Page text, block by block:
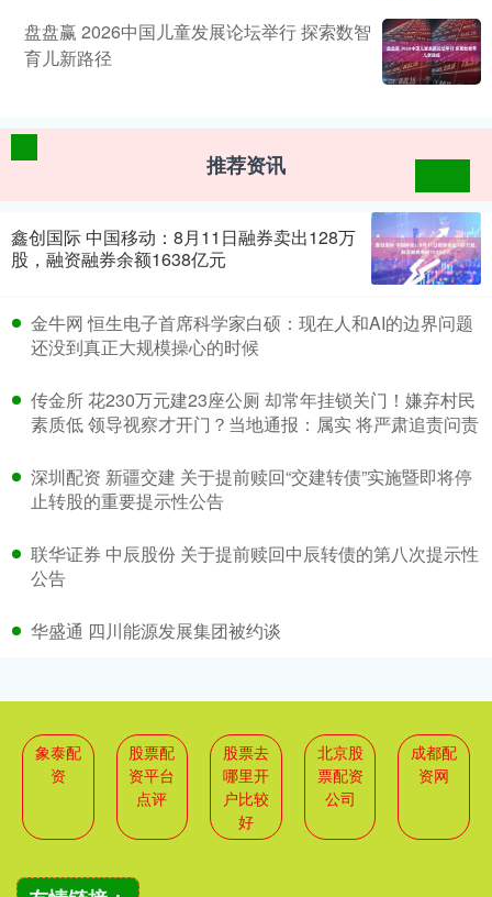
盘盘赢 2026中国儿童发展论坛举行 探索数智
育儿新路径
推荐资讯
鑫创国际 中国移动：8月11日融券卖出128万
股，融资融券余额1638亿元
金牛网 恒生电子首席科学家白硕：现在人和AI的边界问题
还没到真正大规模操心的时候
传金所 花230万元建23座公厕 却常年挂锁关门！嫌弃村民
素质低 领导视察才开门？当地通报：属实 将严肃追责问责
深圳配资 新疆交建 关于提前赎回“交建转债”实施暨即将停
止转股的重要提示性公告
联华证券 中辰股份 关于提前赎回中辰转债的第八次提示性
公告
华盛通 四川能源发展集团被约谈
象泰配
资
股票配
资平台
点评
股票去
哪里开
户比较
好
北京股
票配资
公司
成都配
资网